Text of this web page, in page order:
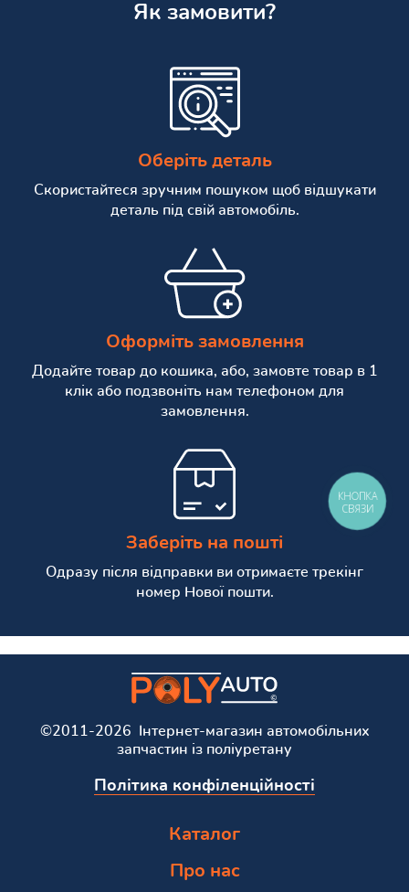
Як замовити?
Оберіть деталь
Скористайтеся зручним пошуком щоб відшукати
деталь під свій автомобіль.
Оформіть замовлення
Додайте товар до кошика, або, замовте товар в 1
клік або подзвоніть нам телефоном для
замовлення.
Заберіть на пошті
Одразу після відправки ви отримаєте трекінг
номер Нової пошти.
©2011-2026 Інтернет-магазин автомобільних
запчастин із поліуретану
Політика конфіленційності
Каталог
Про нас
КНОПКА
СВЯЗИ